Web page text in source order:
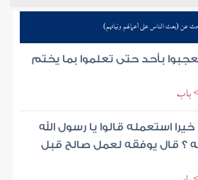
عن (بعث الناس على أعمالهم ونياتهم)
بأحد حتى تعلموا بما يختم
باب
خيرا استعمله قالوا يا رسول الله
؟ قال يوفقه لعمل صالح قبل